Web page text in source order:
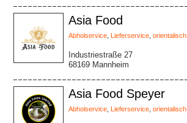
Asia Food
Abholservice Lieferservice orientalisch
Industriestraße 27
68169 Mannheim
Asia Food Speyer
Abholservice Lieferservice orientalisch